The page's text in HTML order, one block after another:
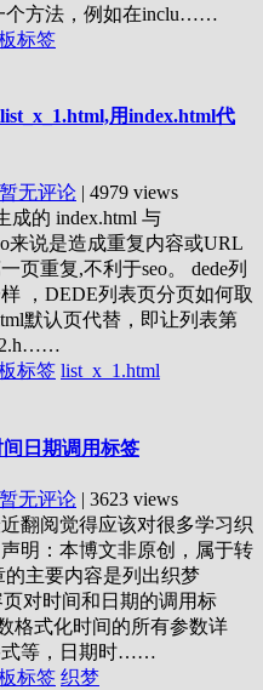
个方法，例如在inclu……
标签
用index.html代
暂无评论 | 4979 views
成的 index.html 与
来说是造成重复内容或URL
页重复,不利于seo。 dede列
，DEDE列表页分页如何取
默认页代替，即让列表第
标签 list_x_1.html
日期调用标签
暂无评论 | 3623 views
翻阅觉得应该对很多学习织
明：本博文非原创，属于转
主要内容是列出织梦
对时间和日期的调用标
格式化时间的所有参数详
式等，日期时……
标签 织梦